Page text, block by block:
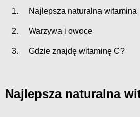
Najlepsza naturalna witamina
Warzywa i owoce
Gdzie znajdę witaminę C?
Najlepsza naturalna